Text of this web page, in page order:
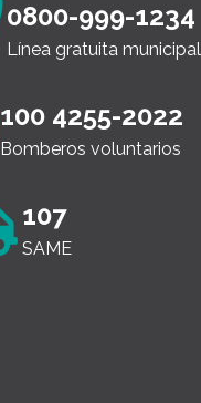
0800-999-1234
Línea gratuita municipal
100 4255-2022
Bomberos voluntarios
107
SAME